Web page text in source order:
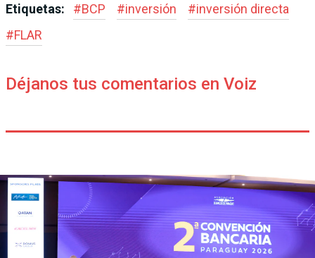
Etiquetas: #BCP #inversión #inversión directa
#FLAR
Déjanos tus comentarios en Voiz